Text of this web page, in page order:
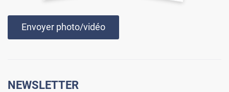
Envoyer photo/vidéo
NEWSLETTER